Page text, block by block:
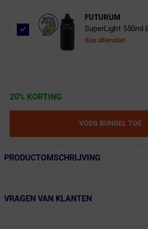
FUTURUM
SuperLight 550ml
Kies alternatief
20% KORTING
VOEG BUNDEL TOE
← Terug naar productnavigatie
PRODUCTOMSCHRIJVING
← Terug naar productnavigatie
VRAGEN VAN KLANTEN